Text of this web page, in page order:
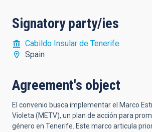
Signatory party/ies
Cabildo Insular de Tenerife
Spain
Agreement's object
El convenio busca implementar el Marco
Violeta (METV), un plan de acción para
género en Tenerife. Este marco articula